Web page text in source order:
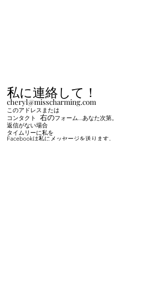
私に連絡して！
cheryl@misscharming.com
このアドレスまたは
コンタクト
右のフォーム...あなた次第。
返信がない場合
タイムリーに私を
Facebookは私にメッセージを送ります。